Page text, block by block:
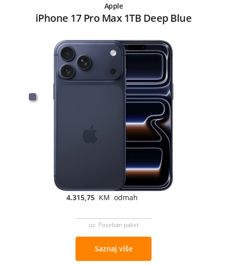
Apple
iPhone 17 Pro Max 1TB Deep Blue
4.315,75 KM odmah
uz Poseban paket
Saznaj više